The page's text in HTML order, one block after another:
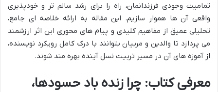
تمامیت وجودی فرزندانمان، راه را برای رشد سالم تر و خودپذیری
واقعی آن ها هموار سازیم. این مقاله به ارائه خلاصه ای جامع،
تحلیلی عمیق از مفاهیم کلیدی و پیام های محوری این اثر ارزشمند
می پردازد تا والدین و مربیان بتوانند با درک کامل رویکرد نویسنده،
از آموزه های آن در مسیر تربیت نسل آینده بهره مند شوند.
معرفی کتاب: چرا زنده باد حسودها،